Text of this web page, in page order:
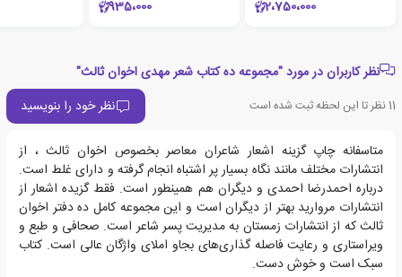
2،750،000 935،000
نظر کاربران در مورد "مجموعه ده کتاب شعر مهدی اخوان ثالث"
11نظر تا این لحظه ثبت شده است نظر خود را بنویسید
متاسفانه چاپ گزینه اشعار شاعران معاصر بخصوص اخوان ثالث ، از
انتشارات مختلف مانند نگاه بسیار پر اشتباه انجام گرفته و دارای غلط است.
درباره احمدرضا احمدی و دیگران هم همینطور است. فقط گزیده اشعار از
انتشارات مروارید بهتر از دیگران است و این مجموعه کامل ده دفتر اخوان
ثالث که از انتشارات زمستان به مدیریت پسر شاعر است. صحافی و طبع و
ویراستاری و رعایت فاصله گذاری‌های بجاو املای واژگان عالی است. کتاب
سبک است و خوش دست.